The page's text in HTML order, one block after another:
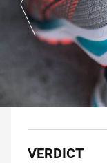
VERDICT